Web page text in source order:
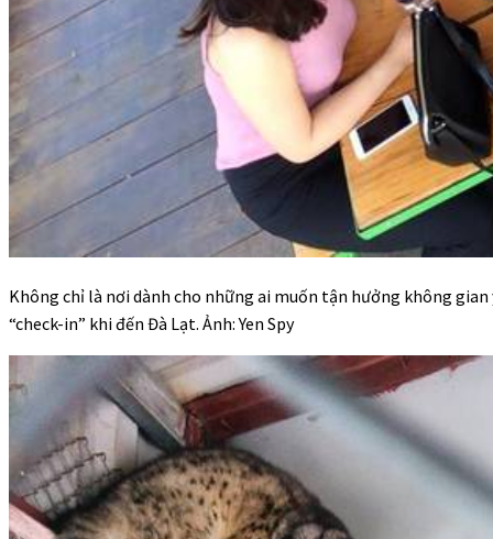
Không chỉ là nơi dành cho những ai muốn tận hưởng không
“check-in” khi đến Đà Lạt. Ảnh: Yen Spy